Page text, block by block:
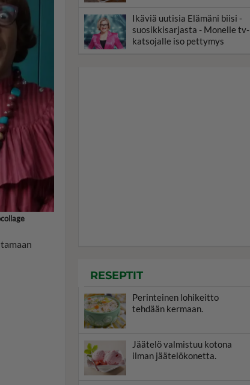
Ikäviä uutisia Elämäni biisi -
suosikkisarjasta - Monelle tv-
katsojalle iso pettymys
RESEPTIT
Perinteinen lohikeitto
tehdään kermaan.
Jäätelö valmistuu kotona
ilman jäätelökonetta.